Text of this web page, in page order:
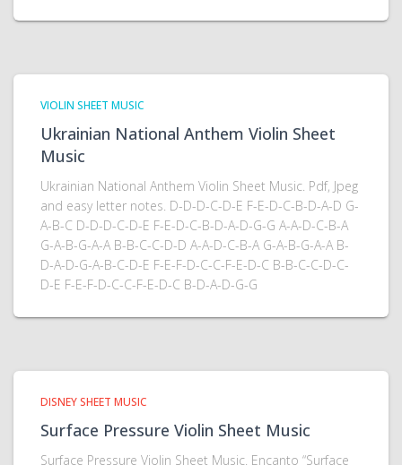
VIOLIN SHEET MUSIC
Ukrainian National Anthem Violin Sheet
Music
Ukrainian National Anthem Violin Sheet Music. Pdf, Jpeg
and easy letter notes. D-D-D-C-D-E F-E-D-C-B-D-A-D G-
A-B-C D-D-D-C-D-E F-E-D-C-B-D-A-D-G-G A-A-D-C-B-A
G-A-B-G-A-A B-B-C-C-D-D A-A-D-C-B-A G-A-B-G-A-A B-
D-A-D-G-A-B-C-D-E F-E-F-D-C-C-F-E-D-C B-B-C-C-D-C-
D-E F-E-F-D-C-C-F-E-D-C B-D-A-D-G-G
DISNEY SHEET MUSIC
Surface Pressure Violin Sheet Music
Surface Pressure Violin Sheet Music. Encanto “Surface